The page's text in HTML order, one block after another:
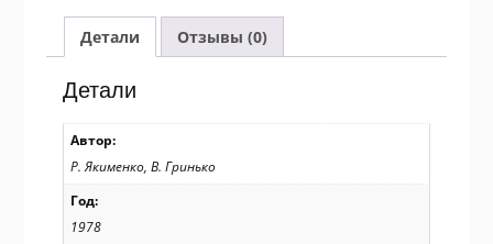
Новим
роком!
Автори
Якименко,
Гринько
р202
Детали Отзывы (0)
Детали
Автор:
Р. Якименко, В. Гринько
Год:
1978